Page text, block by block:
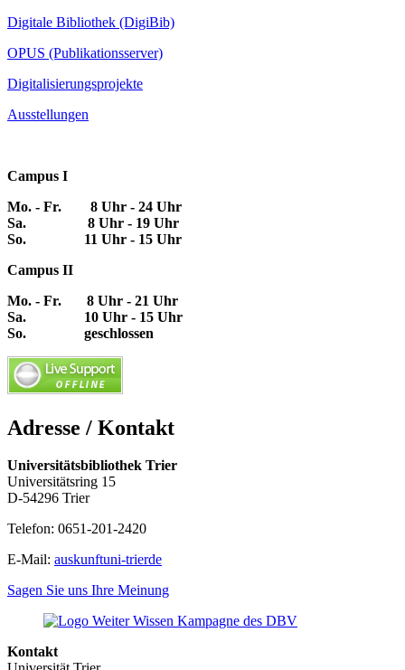
Digitale Bibliothek (DigiBib)
OPUS (Publikationsserver)
Digitalisierungsprojekte
Ausstellungen
Campus I
Mo. - Fr. 8 Uhr - 24 Uhr
Sa. 8 Uhr - 19 Uhr
So. 11 Uhr - 15 Uhr
Campus II
Mo. - Fr. 8 Uhr - 21 Uhr
Sa. 10 Uhr - 15 Uhr
So. geschlossen
Adresse / Kontakt
Universitätsbibliothek Trier
Universitätsring 15
D-54296 Trier
Telefon: 0651-201-2420
E-Mail: auskunftuni-trierde
Sagen Sie uns Ihre Meinung
Kontakt